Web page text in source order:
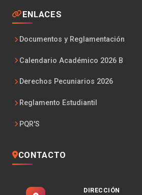
ENLACES
Documentos y Reglamentación
Calendario Académico 2026 B
Derechos Pecuniarios 2026
Reglamento Estudiantil
PQR'S
CONTACTO
DIRECCIÓN